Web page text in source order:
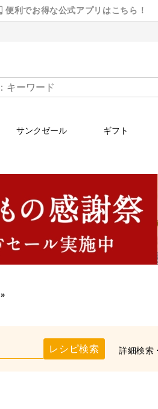
便利でお得な公式アプリはこちら！
サンクゼール ギフト
レシピ検索 詳細検索